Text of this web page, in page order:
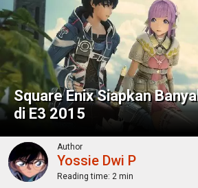
Square Enix Siapkan
di E3 2015
Author
Yossie Dwi P
Reading time: 2 min